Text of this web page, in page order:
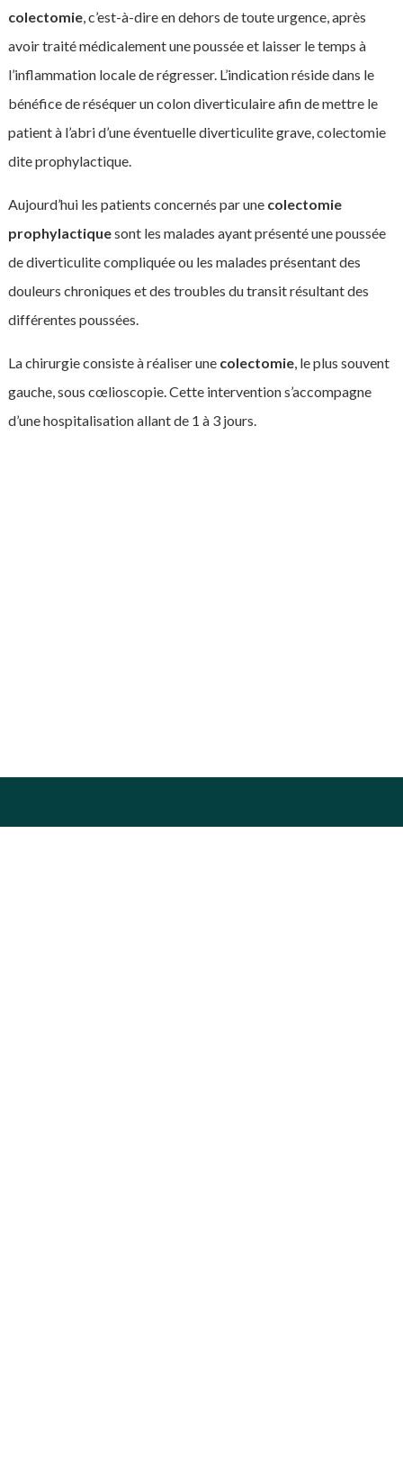
colectomie, c’est-à-dire en dehors de toute urgence, après
avoir traité médicalement une poussée et laisser le temps à
l’inflammation locale de régresser. L’indication réside dans le
bénéfice de réséquer un colon diverticulaire afin de mettre le
patient à l’abri d’une éventuelle diverticulite grave, colectomie
dite prophylactique.
Aujourd’hui les patients concernés par une colectomie
prophylactiquesont les malades ayant présenté une poussée
de diverticulite compliquée ou les malades présentant des
douleurs chroniques et des troubles du transit résultant des
différentes poussées.
La chirurgie consiste à réaliser une colectomie, le plus souvent
gauche, sous cœlioscopie. Cette intervention s’accompagne
d’une hospitalisation allant de 1 à 3 jours.